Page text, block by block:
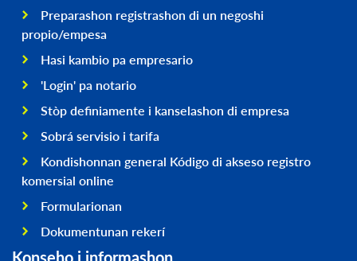
Preparashon registrashon di un negoshi
propio/empesa
Hasi kambio pa empresario
'Login' pa notario
Stòp definiamente i kanselashon di empresa
Sobrá servisio i tarifa
Kondishonnan general Kódigo di akseso registro
komersial online
Formularionan
Dokumentunan rekerí